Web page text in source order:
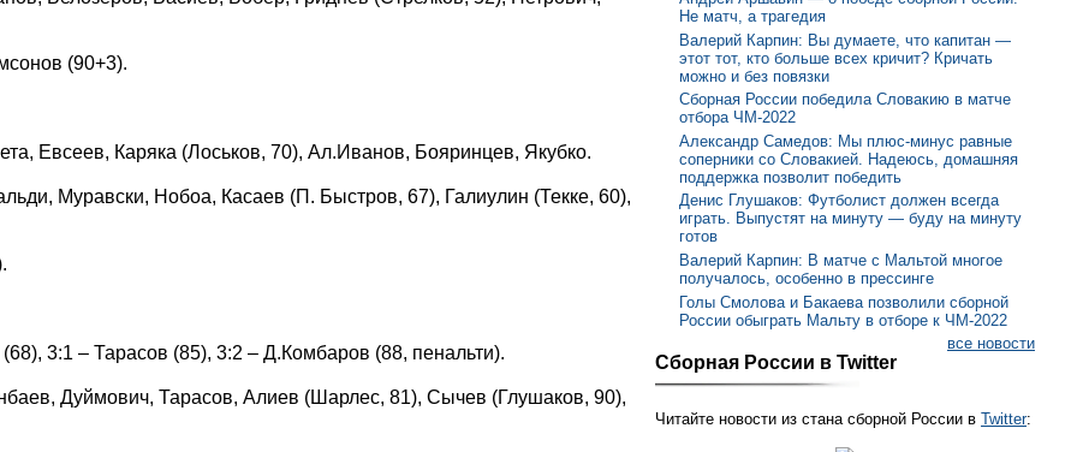
(90+3).
Евсеев, Каряка (Лоськов, 70), Ал.Иванов, Бояринцев, Якубко.
Муравски, Нобоа, Касаев (П. Быстров, 67), Галиулин (Текке, 60),
3:1 – Тарасов (85), 3:2 – Д.Комбаров (88, пенальти).
Дуймович, Тарасов, Алиев (Шарлес, 81), Сычев (Глушаков, 90),
Не матч, а трагедия
Валерий Карпин: Вы думаете, что капитан —
этот тот, кто больше всех кричит? Кричать
можно и без повязки
Сборная России победила Словакию в матче
отбора ЧМ-2022
Александр Самедов: Мы плюс-минус равные
соперники со Словакией. Надеюсь, домашняя
поддержка позволит победить
Денис Глушаков: Футболист должен всегда
играть. Выпустят на минуту — буду на минуту
готов
Валерий Карпин: В матче с Мальтой многое
получалось, особенно в прессинге
Голы Смолова и Бакаева позволили сборной
России обыграть Мальту в отборе к ЧМ-2022
все новости
Сборная России в Twitter
Читайте новости из стана сборной России в Twitter: